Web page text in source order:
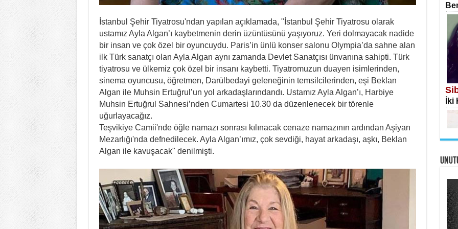
İstanbul Şehir Tiyatrosu'ndan yapılan açıklamada, "İstanbul Şehir Tiyatrosu olarak
ustamız Ayla Algan’ı kaybetmenin derin üzüntüsünü yaşıyoruz. Yeri dolmayacak nadide
bir insan ve çok özel bir oyuncuydu. Paris’in ünlü konser salonu Olympia’da sahne alan
ilk Türk sanatçı olan Ayla Algan aynı zamanda Devlet Sanatçısı ünvanına sahipti. Türk
tiyatrosu ve ülkemiz çok özel bir insanı kaybetti. Tiyatromuzun duayen isimlerinden,
sinema oyuncusu, öğretmen, Darülbedayi geleneğinin temsilcilerinden, eşi Beklan
Algan ile Muhsin Ertuğrul’un yol arkadaşlarındandı. Ustamız Ayla Algan’ı, Harbiye
Muhsin Ertuğrul Sahnesi’nden Cumartesi 10.30 da düzenlenecek bir törenle
uğurlayacağız.
Teşvikiye Camii'nde öğle namazı sonrası kılınacak cenaze namazının ardından Aşiyan
Mezarlığı'nda defnedilecek. Ayla Algan’ımız, çok sevdiği, hayat arkadaşı, aşkı, Beklan
Algan ile kavuşacak" denilmişti.
İki